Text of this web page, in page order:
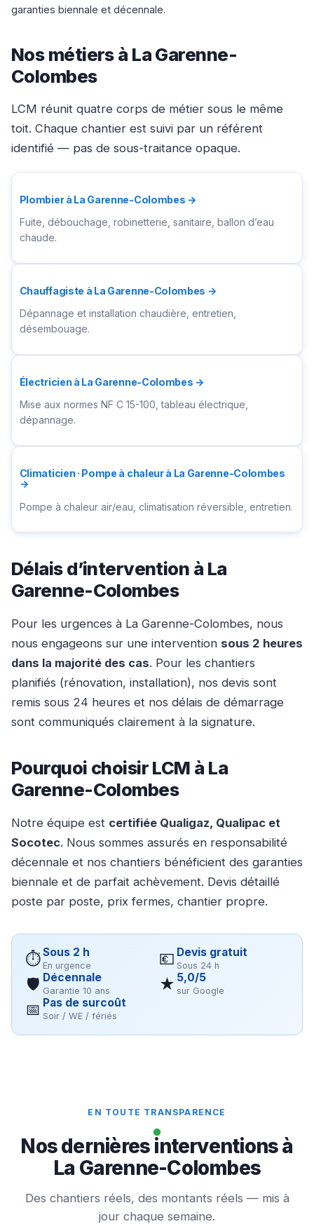
garanties biennale et décennale.
Nos métiers à La Garenne-
Colombes
LCM réunit quatre corps de métier sous le même
toit. Chaque chantier est suivi par un référent
identifié — pas de sous-traitance opaque.
Plombier à La Garenne-Colombes →
Fuite, débouchage, robinetterie, sanitaire, ballon d’eau
chaude.
Chauffagiste à La Garenne-Colombes →
Dépannage et installation chaudière, entretien,
désembouage.
Électricien à La Garenne-Colombes →
Mise aux normes NF C 15-100, tableau électrique,
dépannage.
Climaticien · Pompe à chaleur à La Garenne-Colombes
→
Pompe à chaleur air/eau, climatisation réversible, entretien.
Délais d’intervention à La
Garenne-Colombes
Pour les urgences à La Garenne-Colombes, nous
nous engageons sur une intervention sous 2 heures
dans la majorité des cas. Pour les chantiers
planifiés (rénovation, installation), nos devis sont
remis sous 24 heures et nos délais de démarrage
sont communiqués clairement à la signature.
Pourquoi choisir LCM à La
Garenne-Colombes
Notre équipe est certifiée Qualigaz, Qualipac et
Socotec. Nous sommes assurés en responsabilité
décennale et nos chantiers bénéficient des garanties
biennale et de parfait achèvement. Devis détaillé
poste par poste, prix fermes, chantier propre.
⏱Sous 2 h
En urgence 💶 Devis gratuit
Sous 24 h
🛡 Décennale
Garantie 10 ans ★ 5,0/5
sur Google
📅 Pas de surcoût
Soir / WE / fériés
EN TOUTE TRANSPARENCE
Nos dernières interventions à
La Garenne-Colombes
Des chantiers réels, des montants réels — mis à
jour chaque semaine.